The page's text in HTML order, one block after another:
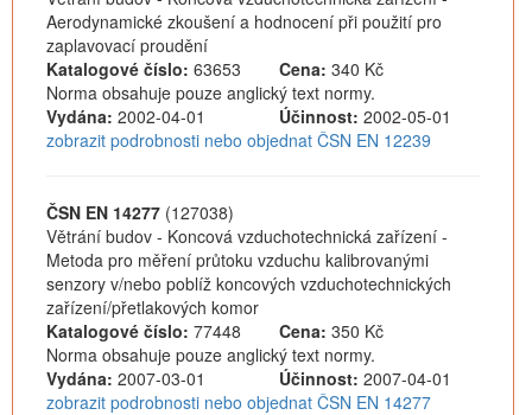
Aerodynamické zkoušení a hodnocení při použití pro
zaplavovací proudění
Katalogové číslo: 63653 Cena: 340 Kč
Norma obsahuje pouze anglický text normy.
Vydána: 2002-04-01 Účinnost: 2002-05-01
zobrazit podrobnosti nebo objednat ČSN EN 12239
ČSN EN 14277 (127038)
Větrání budov - Koncová vzduchotechnická zařízení -
Metoda pro měření průtoku vzduchu kalibrovanými
senzory v/nebo poblíž koncových vzduchotechnických
zařízení/přetlakových komor
Katalogové číslo: 77448 Cena: 350 Kč
Norma obsahuje pouze anglický text normy.
Vydána: 2007-03-01 Účinnost: 2007-04-01
zobrazit podrobnosti nebo objednat ČSN EN 14277